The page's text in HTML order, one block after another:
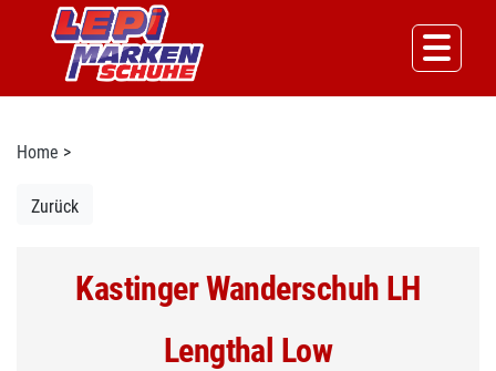
Home >
Zurück
Kastinger Wanderschuh LH
Lengthal Low